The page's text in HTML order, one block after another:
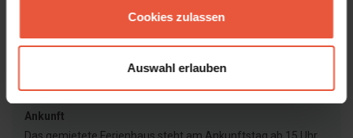
Cookies zulassen
Auswahl erlauben
Feriekompagniet
Ankunft